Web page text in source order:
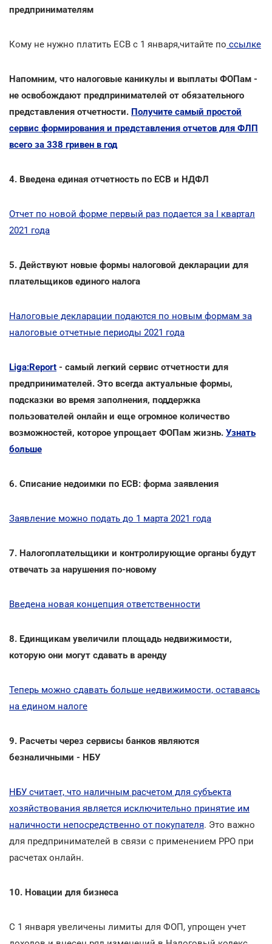
предпринимателям
Кому не нужно платить ЕСВ с 1 января,читайте по ссылке
Напомним, что налоговые каникулы и выплаты ФОПам -
не освобождают предпринимателей от обязательного
представления отчетности. Получите самый простой
сервис формирования и представления отчетов для ФЛП
всего за 338 гривен в год
4. Введена единая отчетность по ЕСВ и НДФЛ
Отчет по новой форме первый раз подается за I квартал
2021 года
5. Действуют новые формы налоговой декларации для
плательщиков единого налога
Налоговые декларации подаются по новым формам за
налоговые отчетные периоды 2021 года
Liga:Report - самый легкий сервис отчетности для
предпринимателей. Это всегда актуальные формы,
подсказки во время заполнения, поддержка
пользователей онлайн и еще огромное количество
возможностей, которое упрощает ФОПам жизнь. Узнать
больше
6. Списание недоимки по ЕСВ: форма заявления
Заявление можно подать до 1 марта 2021 года
7. Налогоплательщики и контролирующие органы будут
отвечать за нарушения по-новому
Введена новая концепция ответственности
8. Единщикам увеличили площадь недвижимости,
которую они могут сдавать в аренду
Теперь можно сдавать больше недвижимости, оставаясь
на едином налоге
9. Расчеты через сервисы банков являются
безналичными - НБУ
НБУ считает, что наличным расчетом для субъекта
хозяйствования является исключительно принятие им
наличности непосредственно от покупателя. Это важно
для предпринимателей в связи с применением РРО при
расчетах онлайн.
10. Новации для бизнеса
С 1 января увеличены лимиты для ФОП, упрощен учет